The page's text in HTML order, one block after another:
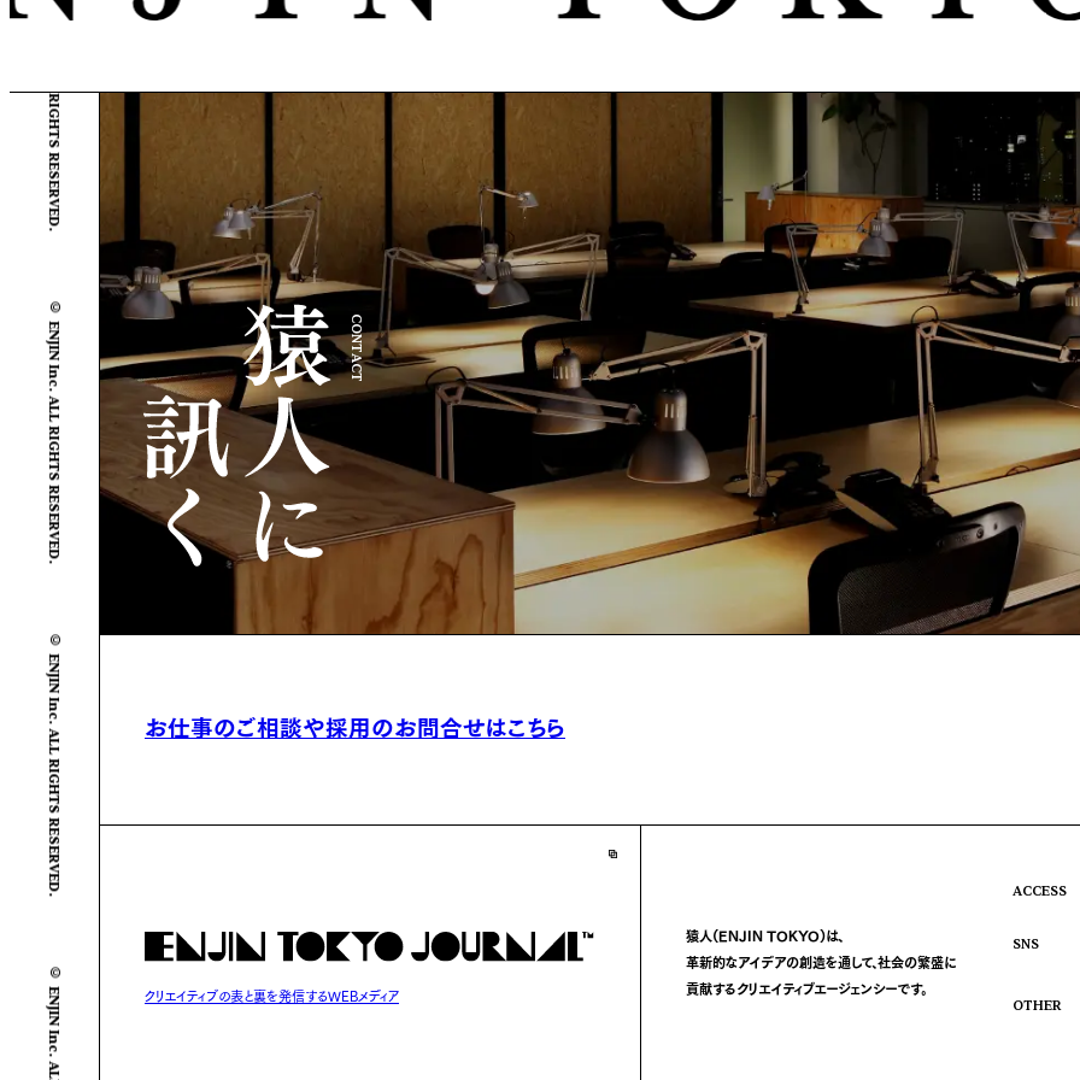
© ENJIN Inc. ALL RIGHTS RESERVED.
© ENJIN Inc. ALL RIGHTS RESERVED.
© ENJIN Inc. ALL RIGHTS RESERVED.
CONTACT
お仕事のご相談や採用のお問合せはこちら
猿人(ENJIN TOKYO)は、
革新的なアイデアの創造を通して、社会の繁盛に
貢献するクリエイティブエージェンシーです。
ACCESS
SNS
OTHER
クリエイティブの表と裏を発信するWEBメディア